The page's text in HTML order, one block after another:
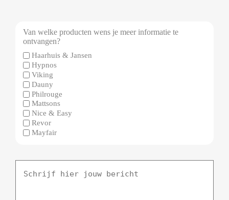
Van welke producten wens je meer informatie te
ontvangen?
Haarhuis & Jansen
Hypnos
Viking
Dauny
Philrouge
Mattsons
Nice & Easy
Revor
Mayfair
hier